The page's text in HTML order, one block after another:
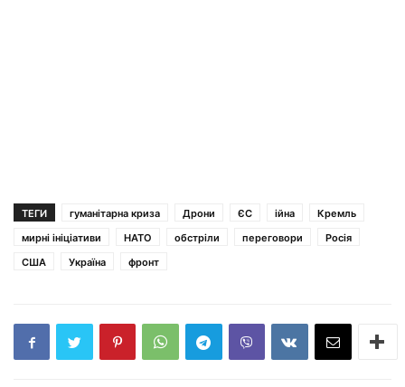
ТЕГИ гуманітарна криза Дрони ЄС ійна
Кремль
мирні ініціативи
НАТО обстріли переговори
Росія
США
Україна фронт